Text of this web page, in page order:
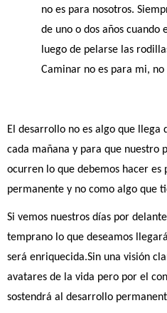
no es para nosotros.
de uno o dos años cuando
luego de pelarse las
Caminar no es para mi,
El desarrollo no es algo que llega
cada mañana y para que nuestro
ocurren lo que debemos hacer es
permanente y no como algo que
Si vemos nuestros días por
temprano lo que deseamos
será enriquecida.Sin una visión
avatares de la vida pero por el
sostendrá al desarrollo